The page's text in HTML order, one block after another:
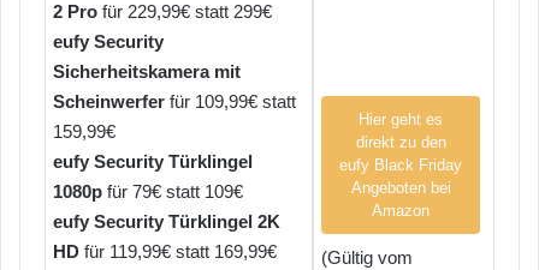
2 Pro für 229,99€ statt 299€
eufy Security
Sicherheitskamera mit
Scheinwerfer für 109,99€ statt
159,99€
eufy Security Türklingel
1080p für 79€ statt 109€
eufy Security Türklingel 2K
HD für 119,99€ statt 169,99€
Hier geht es
direkt zu den
eufy Black Friday
Angeboten bei
Amazon
(Gültig vom